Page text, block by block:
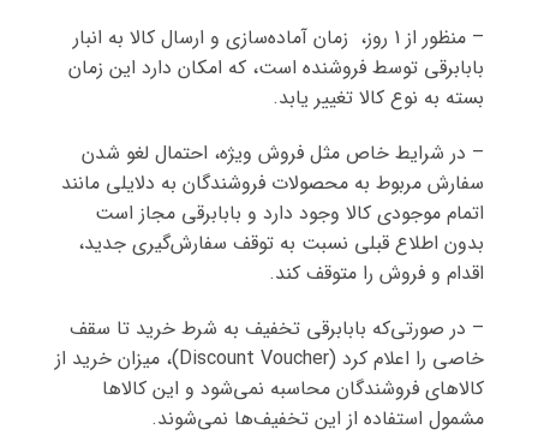
– منظور از 1 روز، زمان آماده‌سازی و ارسال کالا به انبار
بابابرقی توسط فروشنده است، که امکان دارد این زمان
بسته به نوع کالا تغییر یابد.
– در شرایط خاص مثل فروش ویژه، احتمال لغو شدن
سفارش مربوط به محصولات فروشندگان به دلایلی مانند
اتمام موجودی کالا وجود دارد و بابابرقی مجاز است
بدون اطلاع قبلی نسبت به توقف سفارش‌‏گیری جدید،
اقدام و فروش را متوقف کند.
– در صورتی‌که بابابرقی تخفیف به شرط خرید تا سقف
خاصی را اعلام کرد (Discount Voucher)، میزان خرید از
کالاهای فروشندگان محاسبه نمی‌شود و این کالاها
مشمول استفاده از این تخفیف‌ها نمی‌شوند.